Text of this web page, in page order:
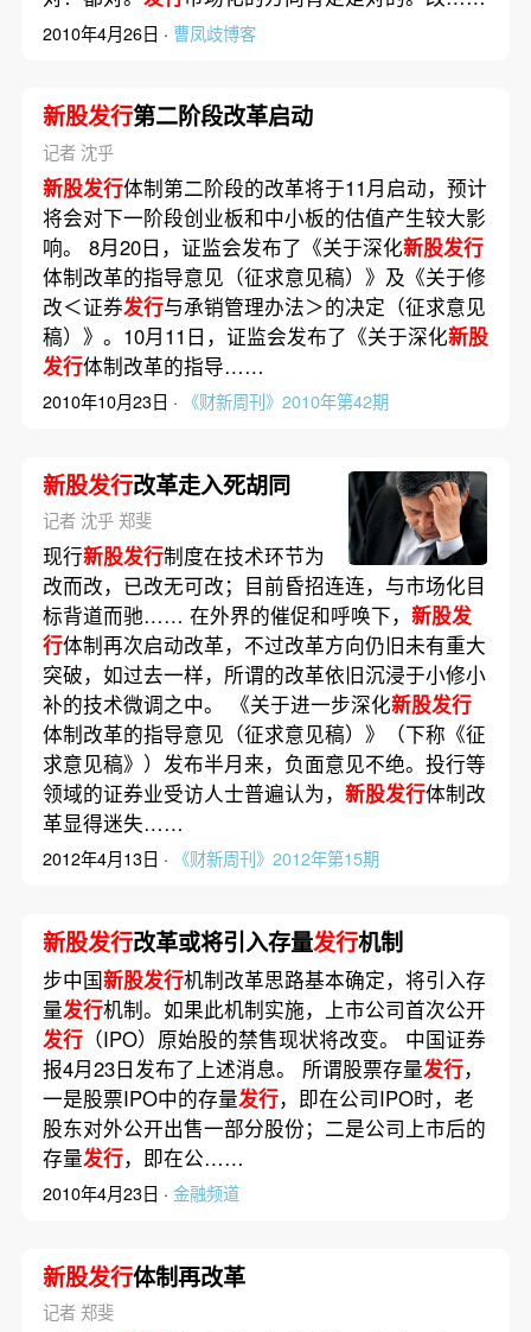
2010年4月26日 · 曹凤歧博客
新股发行第二阶段改革启动
记者 沈乎
新股发行体制第二阶段的改革将于11月启动，预计
将会对下一阶段创业板和中小板的估值产生较大影
响。 8月20日，证监会发布了《关于深化新股发行
体制改革的指导意见（征求意见稿）》及《关于修
改＜证券发行与承销管理办法＞的决定（征求意见
稿）》。10月11日，证监会发布了《关于深化新股
发行体制改革的指导……
2010年10月23日 · 《财新周刊》2010年第42期
新股发行改革走入死胡同
记者 沈乎 郑斐
现行新股发行制度在技术环节为
改而改，已改无可改；目前昏招连连，与市场化目
标背道而驰…… 在外界的催促和呼唤下， 新股发
行体制再次启动改革，不过改革方向仍旧未有重大
突破，如过去一样，所谓的改革依旧沉浸于小修小
补的技术微调之中。 《关于进一步深化新股发行
体制改革的指导意见（征求意见稿）》（下称《征
求意见稿》）发布半月来，负面意见不绝。投行等
领域的证券业受访人士普遍认为， 新股发行体制改
革显得迷失……
2012年4月13日 · 《财新周刊》2012年第15期
新股发行改革或将引入存量发行机制
步中国新股发行机制改革思路基本确定，将引入存
量发行机制。如果此机制实施，上市公司首次公开
发行（IPO）原始股的禁售现状将改变。 中国证券
报4月23日发布了上述消息。 所谓股票存量发行，
一是股票IPO中的存量发行，即在公司IPO时，老
股东对外公开出售一部分股份；二是公司上市后的
存量发行，即在公……
2010年4月23日 · 金融频道
新股发行体制再改革
记者 郑斐